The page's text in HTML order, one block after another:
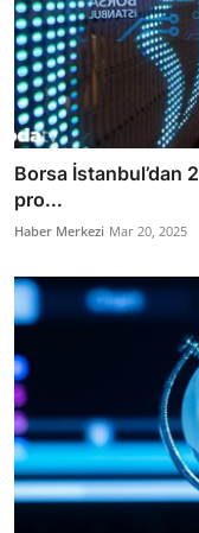
Borsa İstanbul’dan
pro...
Haber Merkezi Mar 20, 2025